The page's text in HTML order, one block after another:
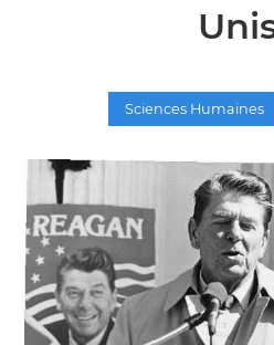
Sciences Humaines